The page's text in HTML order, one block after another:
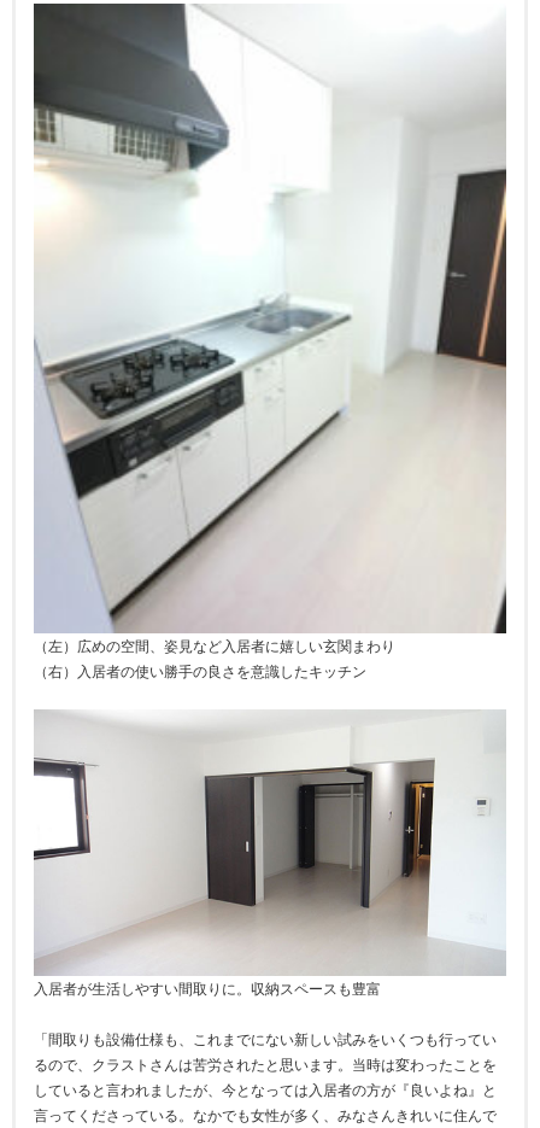
（左）広めの空間、姿見など入居者に嬉しい玄関まわり
（右）入居者の使い勝手の良さを意識したキッチン
入居者が生活しやすい間取りに。収納スペースも豊富
「間取りも設備仕様も、これまでにない新しい試みをいくつも行ってい
るので、クラストさんは苦労されたと思います。当時は変わったことを
していると言われましたが、今となっては入居者の方が『良いよね』と
言ってくださっている。なかでも女性が多く、みなさんきれいに住んで